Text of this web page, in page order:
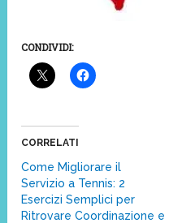
CONDIVIDI:
CORRELATI
Come Migliorare il
Servizio a Tennis: 2
Esercizi Semplici per
Ritrovare Coordinazione e